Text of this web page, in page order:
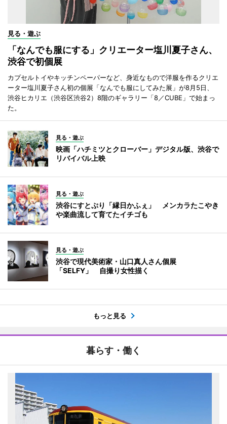
見る・遊ぶ
「なんでも服にする」クリエーター塩川夏子さん、
渋谷で初個展
カプセルトイやキッチンペーパーなど、身近なもので洋服を作るクリエ
ーター塩川夏子さん初の個展「なんでも服にしてみた展」が8月5日、
渋谷ヒカリエ（渋谷区渋谷2）8階のギャラリー「8／CUBE」で始まっ
た。
見る・遊ぶ
映画「ハチミツとクローバー」デジタル版、渋谷で
リバイバル上映
見る・遊ぶ
渋谷にすとぷり「縁日かふぇ」 メンカラたこやき
や楽曲流して育てたイチゴも
見る・遊ぶ
渋谷で現代美術家・山口真人さん個展
「SELFY」 自撮り女性描く
もっと見る
暮らす・働く